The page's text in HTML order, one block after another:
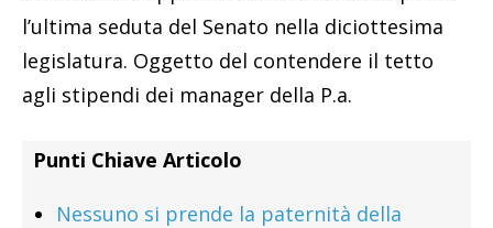
l’ultima seduta del Senato nella diciottesima
legislatura. Oggetto del contendere il tetto
agli stipendi dei manager della P.a.
Punti Chiave Articolo
Nessuno si prende la paternità della